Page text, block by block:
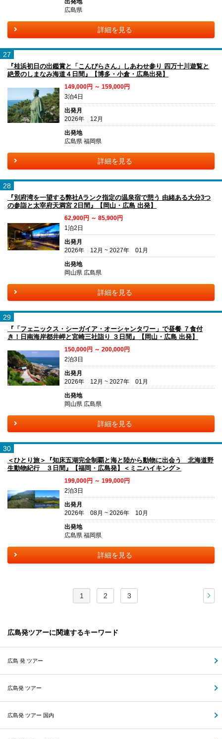
出発地
広島県
詳細を見る
27
『桂浜初日の出鑑賞と「こんぴらさん」しあわせ参り 四万十川遊覧と
絶景のしまなみ海道４日間』【博多・小倉・広島出発】
149,000円 ～ 159,000円
3泊4日
出発月
2026年 12月
出発地
広島県 福岡県
詳細を見る
28
『別府湾を一望する弊社Aランク指定の温泉宿で憩う 由緒ある大分3つ
の参詣と太宰府天満宮 2日間』【岡山・広島 出発】
62,900円 ～ 85,900円
1泊2日
出発月
2026年 12月 ~ 2027年 01月
出発地
岡山県 広島県
詳細を見る
29
『「フェニックス・シーガイア・オーシャンタワー」で昼餐 ７食付
き！日南海岸都井岬と宮崎三社詣り ３日間』【岡山・広島 出発】
150,000円 ～ 200,000円
2泊3日
出発月
2026年 12月 ~ 2027年 01月
出発地
岡山県 広島県
詳細を見る
30
＜ひとり旅＞『知床五湖完全制覇と海と陸から動物に出会う 北海道野
生動物紀行 ３日間』【福岡・広島発】＜ミニハイキング＞
199,000円 ～ 199,000円
2泊3日
出発月
2026年 08月 ~ 2026年 10月
出発地
広島県 福岡県
詳細を見る
1 2 3
広島発ツアーに関連するキーワード
広島 発 ツアー
広島発 ツアー
広島発 ツアー 国内